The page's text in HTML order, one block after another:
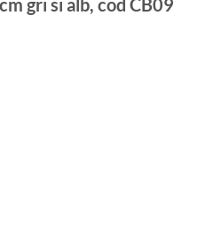
gri si alb, cod CB09